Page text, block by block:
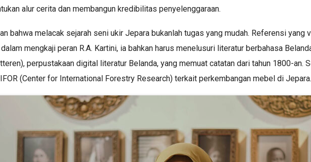
alur cerita dan membangun kredibilitas penyelenggaraan.
bahwa melacak sejarah seni ukir Jepara bukanlah tugas yang mudah. Referensi yang
mengkaji peran R.A. Kartini, ia bahkan harus menelusuri literatur berbahasa
perpustakaan digital literatur Belanda, yang memuat catatan dari tahun 1800-an.
(Center for International Forestry Research) terkait perkembangan mebel di Jepara.